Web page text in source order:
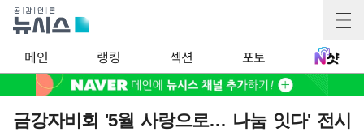
메인 랭킹 섹션 포토
금강자비회 '5월 사랑으로… 나눔 잇다' 전시